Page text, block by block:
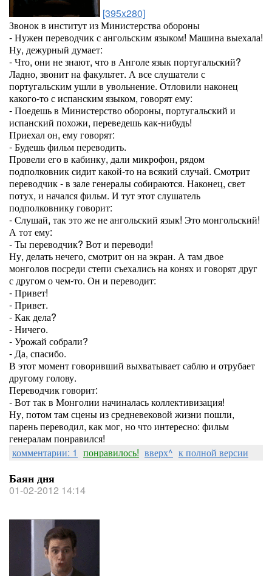
[395x280]
Звонок в институт из Министерства обороны
- Нужен переводчик с ангольским языком! Машина выехала!
Ну, дежурный думает:
- Что, они не знают, что в Анголе язык португальский?
Ладно, звонит на факультет. А все слушатели с
португальским ушли в увольнение. Отловили наконец
какого-то с испанским языком, говорят ему:
- Поедешь в Министерство обороны, португальский и
испанский похожи, переведешь как-нибудь!
Приехал он, ему говорят:
- Будешь фильм переводить.
Провели его в кабинку, дали микрофон, рядом
подполковник сидит какой-то на всякий случай. Смотрит
переводчик - в зале генералы собираются. Наконец, свет
потух, и начался фильм. И тут этот слушатель
подполковнику говорит:
- Слушай, так это же не ангольский язык! Это монгольский!
А тот ему:
- Ты переводчик? Вот и переводи!
Ну, делать нечего, смотрит он на экран. А там двое
монголов посреди степи съехались на конях и говорят друг
с другом о чем-то. Он и переводит:
- Привет!
- Привет.
- Как дела?
- Ничего.
- Урожай собрали?
- Да, спасибо.
В этот момент говоривший выхватывает саблю и отрубает
другому голову.
Переводчик говорит:
- Вот так в Монголии начиналась коллективизация!
Ну, потом там сцены из средневековой жизни пошли,
парень переводил, как мог, но что интересно: фильм
генералам понравился!
комментарии: 1 понравилось! вверх^ к полной версии
Баян дня
01-02-2012 14:14